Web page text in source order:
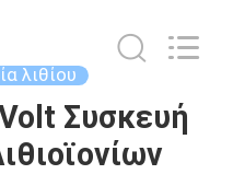
λιθίου
Συσκευή